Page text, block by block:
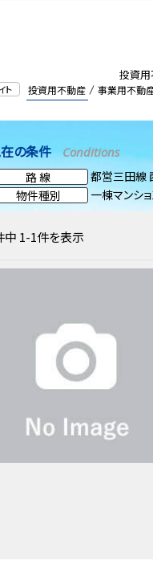
ト 投資用不動産 事業用不動
投資
の条件 Conditions
路 線
都営三田線
物件種別
一棟マンシ
中 1-1件を表示